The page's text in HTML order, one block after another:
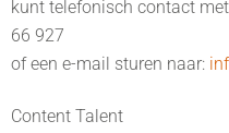
kunt telefonisch contact
66 927
of een e-mail sturen naar:
Content Talent